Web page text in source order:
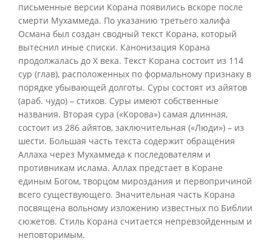
письменные версии Корана появились вскоре после
смерти Мухаммеда. По указанию третьего халифа
Османа был создан сводный текст Корана, который
вытеснил иные списки. Канонизация Корана
продолжалась до X века. Текст Корана состоит из 114
сур (глав), расположенных по формальному признаку в
порядке убывающей долготы. Суры состоят из айятов
(араб. чудо) – стихов. Суры имеют собственные
названия. Вторая сура («Корова») самая длинная,
состоит из 286 айятов, заключительная («Люди») – из
шести. Большая часть текста содержит обращения
Аллаха через Мухаммеда к последователям и
противникам ислама. Аллах предстает в Коране
единым Богом, творцом мироздания и первопричиной
всего существующего. Значительная часть Корана
посвящена вольному изложению известных по Библии
сюжетов. Стиль Корана считается непревзойденным и
неповторимым.